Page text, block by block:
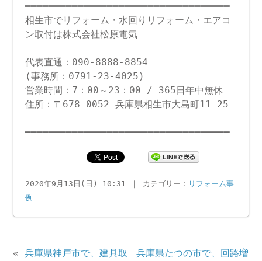
━━━━━━━━━━━━━━━━━━━━━━━━━━━━━━━━━━━
相生市でリフォーム・水回りリフォーム・エアコ
ン取付は株式会社松原電気
代表直通：090-8888-8854
(事務所：0791-23-4025)
営業時間：7：00～23：00 / 365日年中無休
住所：〒678-0052 兵庫県相生市大島町11-25
━━━━━━━━━━━━━━━━━━━━━━━━━━━━━━━━━━━
2020年9月13日(日) 10:31 ｜ カテゴリー： リフォーム事
例
«兵庫県神戸市で、建具取
兵庫県たつの市で、回路増